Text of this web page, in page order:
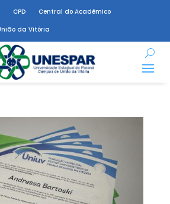
CPD
Central do Acadêmico
da Vitória